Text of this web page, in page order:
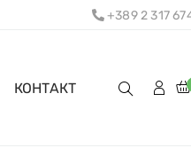
+389 2 317
КОНТАКТ